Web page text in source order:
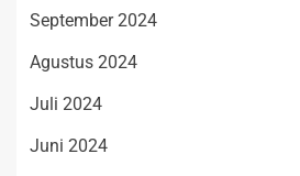
September 2024
Agustus 2024
Juli 2024
Juni 2024